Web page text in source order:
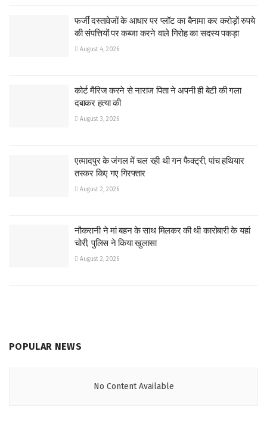
फर्जी दस्तावेजों के आधार पर प्लॉट का बैनामा कर करोड़ों रुपये
की संपत्तियों पर कब्जा करने वाले गिरोह का सदस्य पकड़ा
August 4, 2026
कोर्ट मैरिज करने से नाराज पिता ने अपनी ही बेटी की गला
दबाकर हत्या की
August 3, 2026
एत्मादपुर के जंगल में चल रही थी गन फैक्ट्री, पांच हथियार
तस्कर किए गए गिरफ्तार
August 2, 2026
नौकरानी ने मां बहन के साथ मिलकर की थी कारोबारी के यहां
चोरी, पुलिस ने किया खुलासा
August 2, 2026
POPULAR NEWS
No Content Available